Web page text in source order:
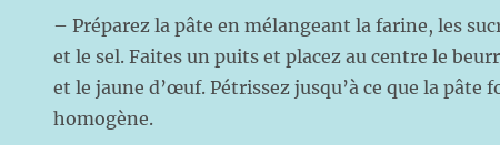
– Préparez la pâte en mélangeant la farine, les
et le sel. Faites un puits et placez au centre le
et le jaune d’œuf. Pétrissez jusqu’à ce que la pâte
homogène.